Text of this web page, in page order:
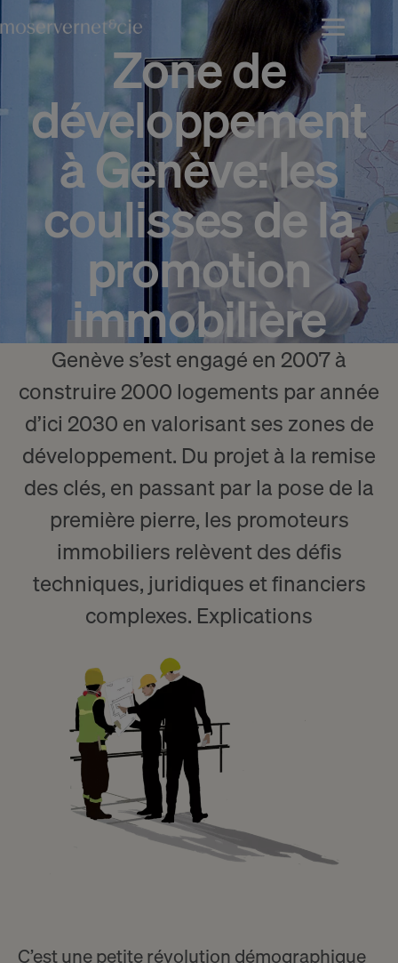
Zone de
développement
à Genève: les
coulisses de la
promotion
immobilière
Genève s’est engagé en 2007 à
construire 2000 logements par année
d’ici 2030 en valorisant ses zones de
développement. Du projet à la remise
des clés, en passant par la pose de la
première pierre, les promoteurs
immobiliers relèvent des défis
techniques, juridiques et financiers
complexes. Explications
C’est une petite révolution démographique